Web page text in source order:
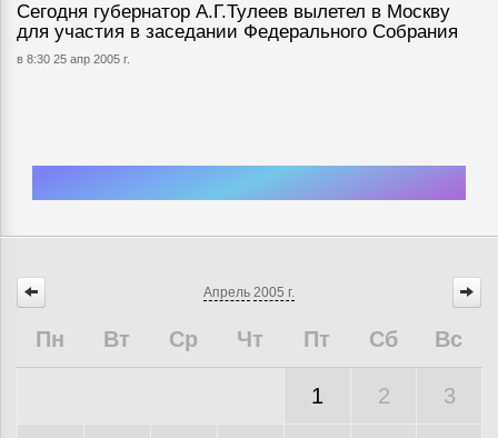
Сегодня губернатор А.Г.Тулеев вылетел в Москву
для участия в заседании Федерального Собрания
в 8:30 25 апр 2005 г.
Апрель 2005 г.
Пн Вт Ср Чт Пт Сб Вс
1 2 3